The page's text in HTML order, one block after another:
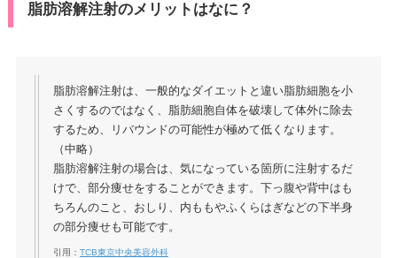
脂肪溶解注射のメリットはなに？
脂肪溶解注射は、一般的なダイエットと違い脂肪細胞を小
さくするのではなく、脂肪細胞自体を破壊して体外に除去
するため、リバウンドの可能性が極めて低くなります。
（中略）
脂肪溶解注射の場合は、気になっている箇所に注射するだ
けで、部分痩せをすることができます。下っ腹や背中はも
ちろんのこと、おしり、内ももやふくらはぎなどの下半身
の部分痩せも可能です。
引用： TCB東京中央美容外科